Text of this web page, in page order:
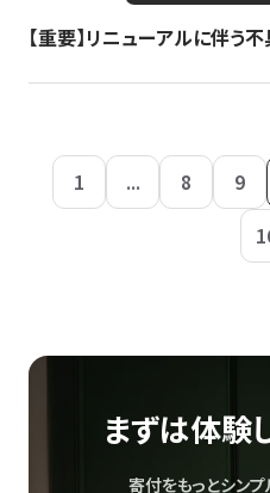
【重要】リニューアルに伴う
1 ... 8 9
まずは体験
寄付をもっとシンプ